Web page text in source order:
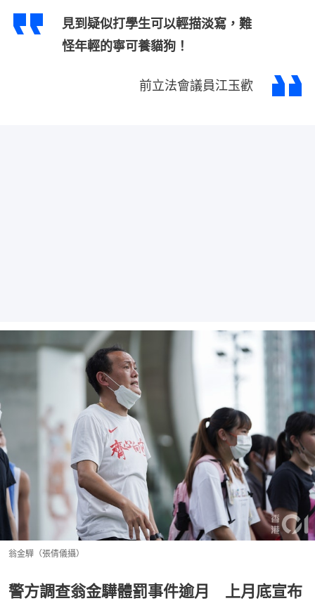
見到疑似打學生可以輕描淡寫，難
怪年輕的寧可養貓狗！
前立法會議員江玉歡
翁金驊（張倩儀攝）
警方調查翁金驊體罰事件逾月 上月底宣布